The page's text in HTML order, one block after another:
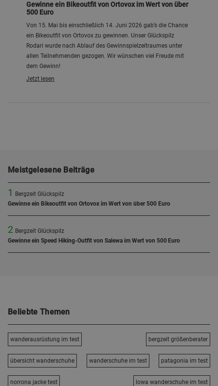
Gewinne ein Bikeoutfit von Ortovox im Wert von über
500 Euro
Von 15. Mai bis einschließlich 14. Juni 2026 gab’s die Chance
ein Bikeoutfit von Ortovox zu gewinnen. Unser Glückspilz
Rodari wurde nach Ablauf des Gewinnspielzeitraumes unter
allen Teilnehmenden gezogen. Wir wünschen viel Freude mit
dem Gewinn!
Jetzt lesen
Meistgelesene Beiträge
1
Bergzeit Glückspilz
Gewinne ein Bikeoutfit von Ortovox im Wert von über 500 Euro
2 Bergzeit Glückspilz
Gewinne ein Speed Hiking-Outfit von Salewa im Wert von 500 Euro
Beliebte Themen
wanderausrüstung im test bergzeit größenberater
übersicht wanderschuhe wanderschuhe im test patagonia im test
norrona jacke test lowa wanderschuhe im test